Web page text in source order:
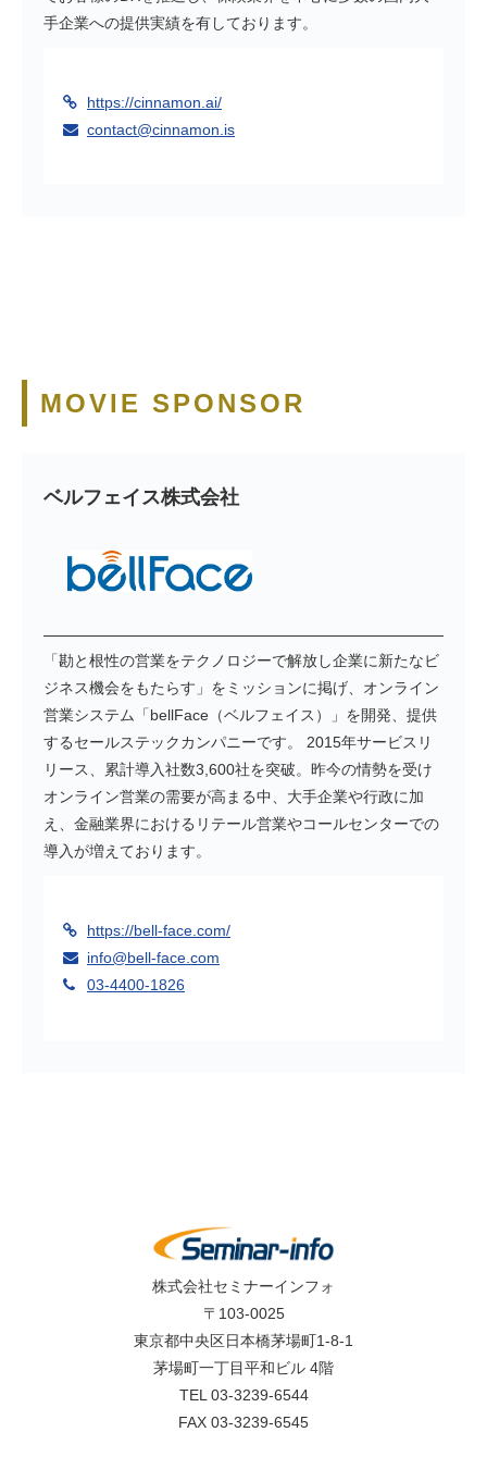
手企業への提供実績を有しております。
https://cinnamon.ai/
contact@cinnamon.is
MOVIE SPONSOR
ベルフェイス株式会社
「勘と根性の営業をテクノロジーで解放し企業に新たなビ
ジネス機会をもたらす」をミッションに掲げ、オンライン
営業システム「bellFace（ベルフェイス）」を開発、提供
するセールステックカンパニーです。 2015年サービスリ
リース、累計導入社数3,600社を突破。昨今の情勢を受け
オンライン営業の需要が高まる中、大手企業や行政に加
え、金融業界におけるリテール営業やコールセンターでの
導入が増えております。
https://bell-face.com/
info@bell-face.com
03-4400-1826
株式会社セミナーインフォ
〒103-0025
東京都中央区日本橋茅場町1-8-1
茅場町一丁目平和ビル 4階
TEL 03-3239-6544
FAX 03-3239-6545